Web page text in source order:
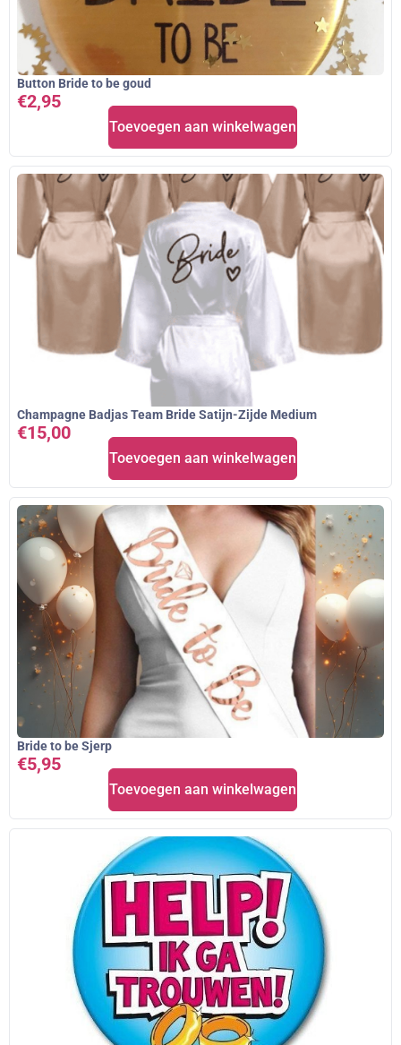
Button Bride to be goud
€2,95
Toevoegen aan winkelwagen
Champagne Badjas Team Bride Satijn-Zijde Medium
€15,00
Toevoegen aan winkelwagen
Bride to be Sjerp
€5,95
Toevoegen aan winkelwagen